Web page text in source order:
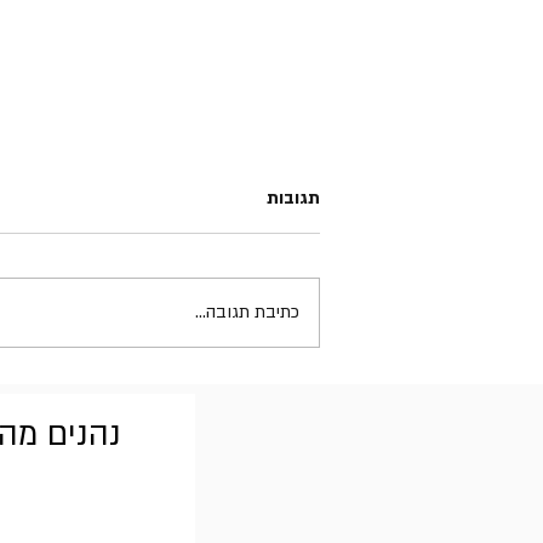
תגובות
כתיבת תגובה...
נהנים